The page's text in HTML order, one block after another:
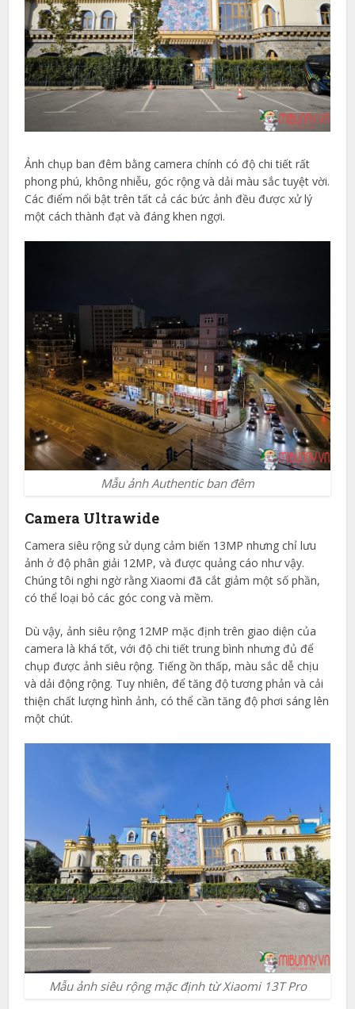
Ảnh chụp ban đêm bằng camera chính có độ chi tiết rất
phong phú, không nhiễu, góc rộng và dải màu sắc tuyệt vời.
Các điểm nổi bật trên tất cả các bức ảnh đều được xử lý
một cách thành đạt và đáng khen ngợi.
Mẫu ảnh Authentic ban đêm
Camera Ultrawide
Camera siêu rộng sử dụng cảm biến 13MP nhưng chỉ lưu
ảnh ở độ phân giải 12MP, và được quảng cáo như vậy.
Chúng tôi nghi ngờ rằng Xiaomi đã cắt giảm một số phần,
có thể loại bỏ các góc cong và mềm.
Dù vậy, ảnh siêu rộng 12MP mặc định trên giao diện của
camera là khá tốt, với độ chi tiết trung bình nhưng đủ để
chụp được ảnh siêu rộng. Tiếng ồn thấp, màu sắc dễ chịu
và dải động rộng. Tuy nhiên, để tăng độ tương phản và cải
thiện chất lượng hình ảnh, có thể cần tăng độ phơi sáng lên
một chút.
Mẫu ảnh siêu rộng mặc định từ Xiaomi 13T Pro